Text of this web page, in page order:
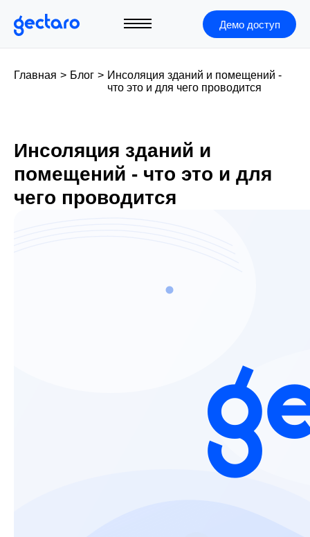
Демо доступ
Главная > Блог > Инсоляция зданий и помещений -
что это и для чего проводится
Инсоляция зданий и
помещений - что это и для
чего проводится